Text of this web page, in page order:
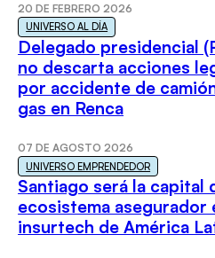
20 DE FEBRERO 2026
UNIVERSO AL DÍA
Delegado presidencial
no descarta acciones
por accidente de
gas en Renca
07 DE AGOSTO 2026
UNIVERSO EMPRENDEDOR
Santiago será la capital
ecosistema asegurador
insurtech de América